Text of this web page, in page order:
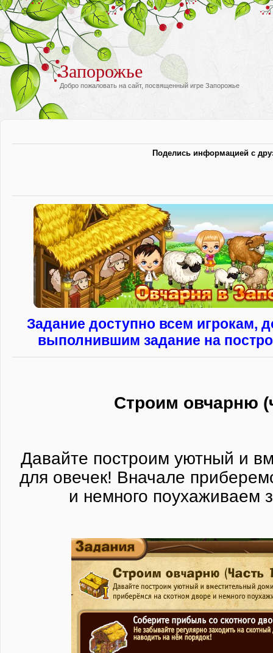
Запорожье
Добро пожаловать на сайт, посвященный игре Запорожье
Поделись информацией с
Задание доступно всем игрокам,
выполнившим задание на
Строим овчарню
Давайте построим уютный и
для овечек! Вначале
и немного поухаживаем